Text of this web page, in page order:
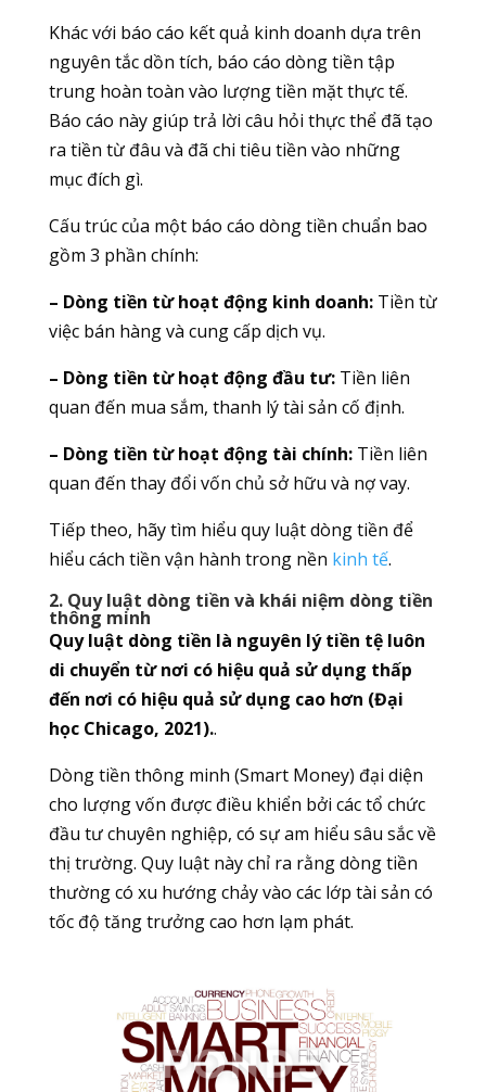
Khác với báo cáo kết quả kinh doanh dựa trên
nguyên tắc dồn tích, báo cáo dòng tiền tập
trung hoàn toàn vào lượng tiền mặt thực tế.
Báo cáo này giúp trả lời câu hỏi thực thể đã tạo
ra tiền từ đâu và đã chi tiêu tiền vào những
mục đích gì.
Cấu trúc của một báo cáo dòng tiền chuẩn bao
gồm 3 phần chính:
– Dòng tiền từ hoạt động kinh doanh:Tiền từ
việc bán hàng và cung cấp dịch vụ.
– Dòng tiền từ hoạt động đầu tư:Tiền liên
quan đến mua sắm, thanh lý tài sản cố định.
– Dòng tiền từ hoạt động tài chính:Tiền liên
quan đến thay đổi vốn chủ sở hữu và nợ vay.
Tiếp theo, hãy tìm hiểu quy luật dòng tiền để
hiểu cách tiền vận hành trong nền kinh tế.
2. Quy luật dòng tiền và khái niệm dòng tiền
thông minh
Quy luật dòng tiền là nguyên lý tiền tệ luôn
di chuyển từ nơi có hiệu quả sử dụng thấp
đến nơi có hiệu quả sử dụng cao hơn (Đại
học Chicago, 2021)..
Dòng tiền thông minh (Smart Money) đại diện
cho lượng vốn được điều khiển bởi các tổ chức
đầu tư chuyên nghiệp, có sự am hiểu sâu sắc về
thị trường. Quy luật này chỉ ra rằng dòng tiền
thường có xu hướng chảy vào các lớp tài sản có
tốc độ tăng trưởng cao hơn lạm phát.